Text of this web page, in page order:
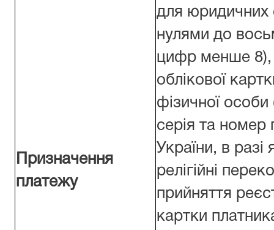
Призначення
платежу
для юридичних
нулями до
цифр менше 8),
облікової
фізичної
серія та номер
України, в
релігійні
прийняття
картки